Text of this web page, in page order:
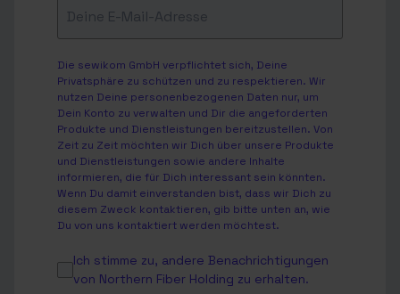
Die sewikom GmbH verpflichtet sich, Deine
Privatsphäre zu schützen und zu respektieren. Wir
nutzen Deine personenbezogenen Daten nur, um
Dein Konto zu verwalten und Dir die angeforderten
Produkte und Dienstleistungen bereitzustellen. Von
Zeit zu Zeit möchten wir Dich über unsere Produkte
und Dienstleistungen sowie andere Inhalte
informieren, die für Dich interessant sein könnten.
Wenn Du damit einverstanden bist, dass wir Dich zu
diesem Zweck kontaktieren, gib bitte unten an, wie
Du von uns kontaktiert werden möchtest.
Ich stimme zu, andere Benachrichtigungen
von Northern Fiber Holding zu erhalten.